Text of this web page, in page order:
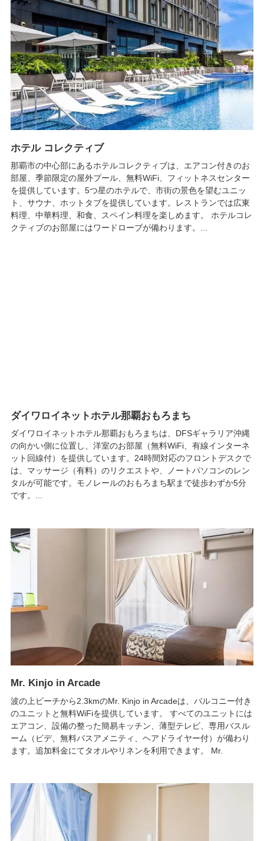
ホテル コレクティブ
那覇市の中心部にあるホテルコレクティブは、エアコン付きのお
部屋、季節限定の屋外プール、無料WiFi、フィットネスセンター
を提供しています。5つ星のホテルで、市街の景色を望むユニッ
ト、サウナ、ホットタブを提供しています。レストランでは広東
料理、中華料理、和食、スペイン料理を楽しめます。 ホテルコレ
クティブのお部屋にはワードローブが備わります。...
ダイワロイネットホテル那覇おもろまち
ダイワロイネットホテル那覇おもろまちは、DFSギャラリア沖縄
の向かい側に位置し、洋室のお部屋（無料WiFi、有線インターネ
ット回線付）を提供しています。24時間対応のフロントデスクで
は、マッサージ（有料）のリクエストや、ノートパソコンのレン
タルが可能です。モノレールのおもろまち駅まで徒歩わずか5分
です。...
Mr. Kinjo in Arcade
波の上ビーチから2.3kmのMr. Kinjo in Arcadeは、バルコニー付き
のユニットと無料WiFiを提供しています。 すべてのユニットには
エアコン、設備の整った簡易キッチン、薄型テレビ、専用バスル
ーム（ビデ、無料バスアメニティ、ヘアドライヤー付）が備わり
ます。追加料金にてタオルやリネンを利用できます。 Mr.